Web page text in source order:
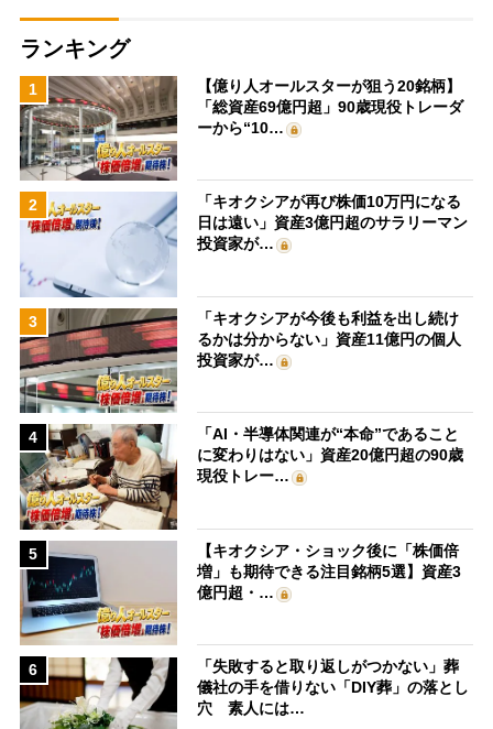
ランキング
1
【億り人オールスターが狙う20銘柄】
「総資産69億円超」90歳現役トレーダ
ーから“10…
2
「キオクシアが再び株価10万円になる
日は遠い」資産3億円超のサラリーマン
投資家が…
3
「キオクシアが今後も利益を出し続け
るかは分からない」資産11億円の個人
投資家が…
4
「AI・半導体関連が“本命”であること
に変わりはない」資産20億円超の90歳
現役トレー…
5
【キオクシア・ショック後に「株価倍
増」も期待できる注目銘柄5選】資産3
億円超・…
6
「失敗すると取り返しがつかない」葬
儀社の手を借りない「DIY葬」の落とし
穴 素人には…